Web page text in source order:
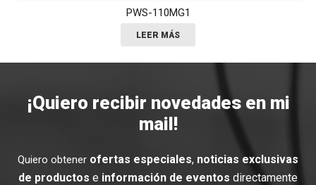
PWS-110MG1
LEER MÁS
¡Quiero recibir novedades en mi
mail!
Quiero obtener ofertas especiales, noticias exclusivas
de productos e información de eventos directamente